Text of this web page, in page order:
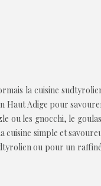
la cuisine
Adige pour
les gnocchi, le
simple et
ou pour un